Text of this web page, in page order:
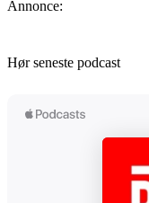
Annonce:
Hør seneste podcast